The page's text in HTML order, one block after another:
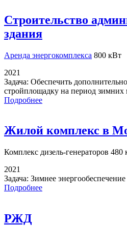
Строительство
здания
Аренда энергокомплекса 800 кВт
2021
Задача: Обеспечить
стройплощадку на период
Подробнее
Жилой комплекс в
Комплекс дизель-генераторов 480
2021
Задача: Зимнее
Подробнее
РЖД